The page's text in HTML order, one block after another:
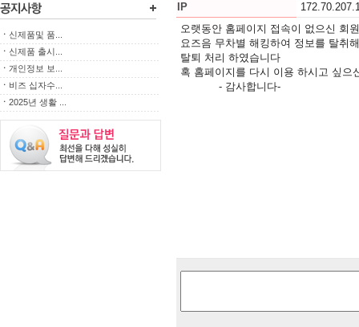
ㆍ 신제품및 품...
ㆍ 신제품 출시...
ㆍ 개인정보 보...
ㆍ 비즈 십자수...
ㆍ 2025년 생활 ...
IP
오랫동안 홈페이지 접속이 없으신 회
요즈음 무차별 해킹하여 정보를 탈취
탈퇴 처리 하였습니다
혹 홈페이지를 다시 이용 하시고 싶
- 감사합니다-